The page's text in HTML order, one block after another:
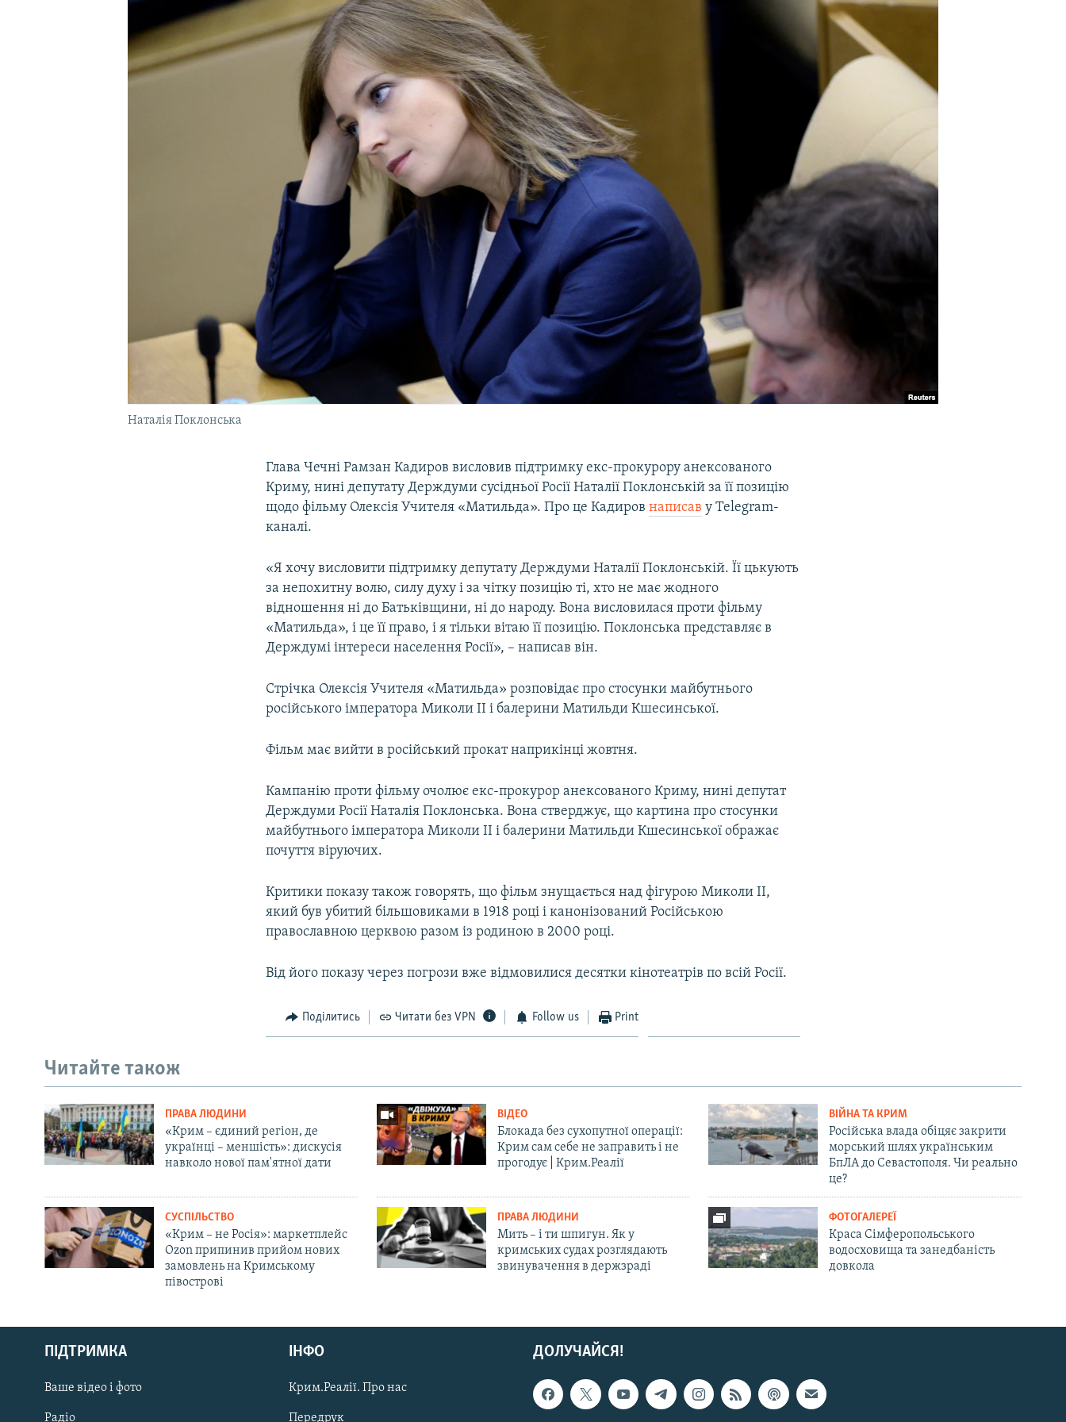
УКРАЇНСЬКА ПРОБЛЕМА КРИМУ
Русский
Qırımtatar
ДОЛУЧАЙСЯ!
Наталія Поклонська
Глава Чечні Рамзан Кадиров висловив підтримку екс-прокурору анексованого
Криму, нині депутату Держдуми сусідньої Росії Наталії Поклонській за її позицію
щодо фільму Олексія Учителя «Матильда». Про це Кадировнаписав у Telegram-
каналі.
«Я хочу висловити підтримку депутату Держдуми Наталії Поклонській. Її цькують
за непохитну волю, силу духу і за чітку позицію ті, хто не має жодного
відношення ні до Батьківщини, ні до народу. Вона висловилася проти фільму
«Матильда», і це її право, і я тільки вітаю її позицію. Поклонська представляє в
Держдумі інтереси населення Росії», – написав він.
Стрічка Олексія Учителя «Матильда» розповідає про стосунки майбутнього
російського імператора Миколи II і балерини Матильди Кшесинської.
Фільм має вийти в російський прокат наприкінці жовтня.
Кампанію проти фільму очолює екс-прокурор анексованого Криму, нині депутат
Держдуми Росії Наталія Поклонська. Вона стверджує, що картина про стосунки
майбутнього імператора Миколи II і балерини Матильди Кшесинської ображає
почуття віруючих.
Критики показу також говорять, що фільм знущається над фігурою Миколи II,
який був убитий більшовиками в 1918 році і канонізований Російською
православною церквою разом із родиною в 2000 році.
Від його показу через погрози вже відмовилися десятки кінотеатрів по всій Росії.
Поділитись Читати без VPN Follow us Print
Читайте також
ПРАВА ЛЮДИНИ
«Крим – єдиний регіон, де
українці – меншість»: дискусія
навколо нової пам'ятної дати
ВІДЕО
Блокада без сухопутної операції:
Крим сам себе не заправить і не
прогодує | Крим.Реалії
ВІЙНА ТА КРИМ
Російська влада обіцяє закрити
морський шлях українським
БпЛА до Севастополя. Чи реально
це?
СУСПІЛЬСТВО
«Крим – не Росія»: маркетплейс
Ozon припинив прийом нових
замовлень на Кримському
півострові
ПРАВА ЛЮДИНИ
Мить – і ти шпигун. Як у
кримських судах розглядають
звинувачення в держзраді
ФОТОГАЛЕРЕЇ
Краса Сімферопольського
водосховища та занедбаність
довкола
ДОЛУЧАЙСЯ!
ПІДТРИМКА
Ваше відео і фото
Радіо
ІНФО
Крим.Реалії. Про нас
Передрук